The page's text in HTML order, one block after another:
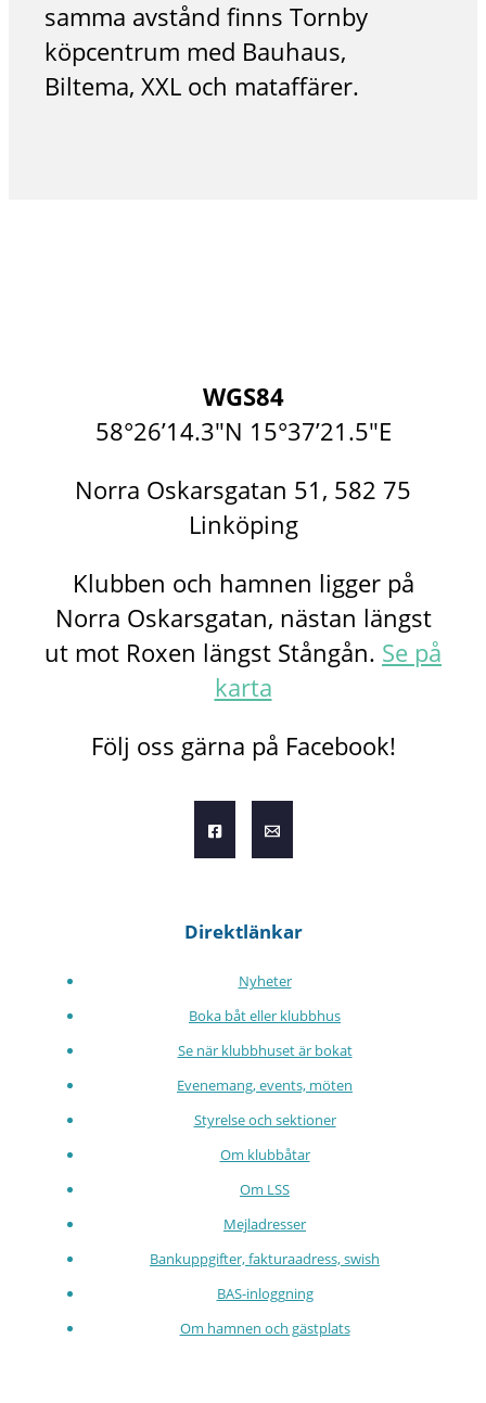
samma avstånd finns Tornby
köpcentrum med Bauhaus,
Biltema, XXL och mataffärer.
WGS84
58°26’14.3″N 15°37’21.5″E
Norra Oskarsgatan 51, 582 75
Linköping
Klubben och hamnen ligger på
Norra Oskarsgatan, nästan längst
ut mot Roxen längst Stångån. Se på
karta
Följ oss gärna på Facebook!
Direktlänkar
Nyheter
Boka båt eller klubbhus
Se när klubbhuset är bokat
Evenemang, events, möten
Styrelse och sektioner
Om klubbåtar
Om LSS
Mejladresser
Bankuppgifter, fakturaadress, swish
BAS-inloggning
Om hamnen och gästplats